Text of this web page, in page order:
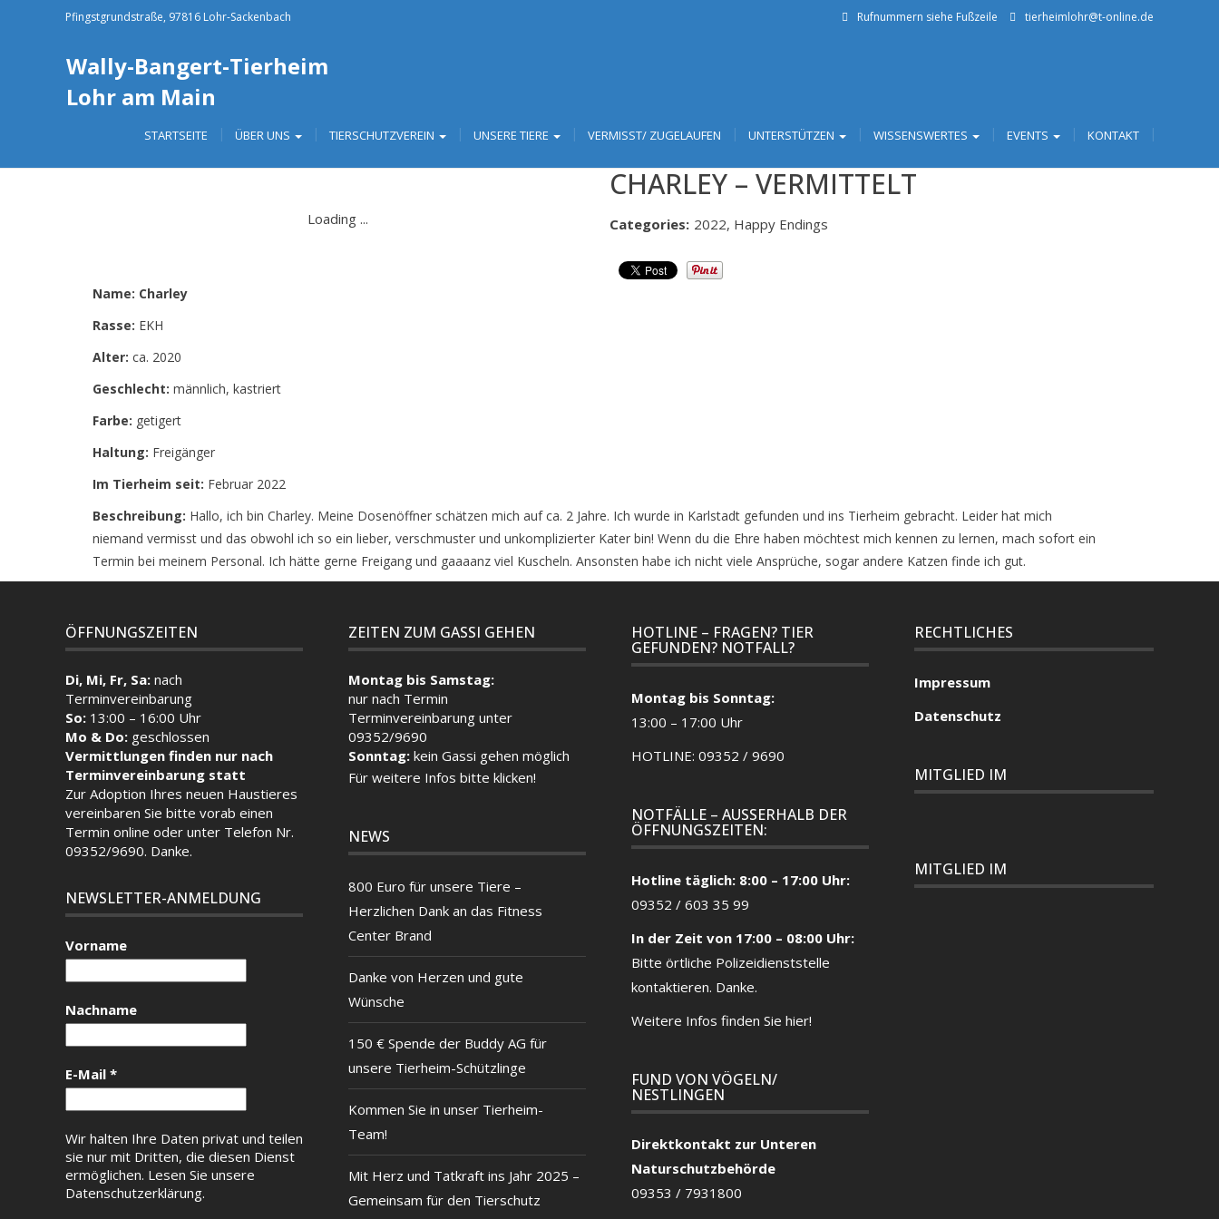
Pfingstgrundstraße, 97816 Lohr-Sackenbach Rufnummern siehe Fußzeile tierheimlohr@t-online.de
Wally-Bangert-Tierheim
Lohr am Main
STARTSEITE ÜBER UNS TIERSCHUTZVEREIN UNSERE TIERE VERMISST/ ZUGELAUFEN UNTERSTÜTZEN WISSENSWERTES EVENTS KONTAKT
CHARLEY – VERMITTELT
Categories: 2022, Happy Endings
Name: Charley
Rasse: EKH
Alter: ca. 2020
Geschlecht: männlich, kastriert
Farbe: getigert
Haltung: Freigänger
Im Tierheim seit: Februar 2022
Beschreibung: Hallo, ich bin Charley. Meine Dosenöffner schätzen mich auf ca. 2 Jahre. Ich wurde in Karlstadt gefunden und ins Tierheim gebracht. Leider hat mich
niemand vermisst und das obwohl ich so ein lieber, verschmuster und unkomplizierter Kater bin! Wenn du die Ehre haben möchtest mich kennen zu lernen, mach sofort ein
Termin bei meinem Personal. Ich hätte gerne Freigang und gaaaanz viel Kuscheln. Ansonsten habe ich nicht viele Ansprüche, sogar andere Katzen finde ich gut.
ÖFFNUNGSZEITEN
Di, Mi, Fr, Sa: nach
Terminvereinbarung
So: 13:00 – 16:00 Uhr
Mo & Do: geschlossen
Vermittlungen finden nur nach
Terminvereinbarung statt
Zur Adoption Ihres neuen Haustieres
vereinbaren Sie bitte vorab einen
Termin online oder unter Telefon Nr.
09352/9690. Danke.
NEWSLETTER-ANMELDUNG
Vorname
Nachname
E-Mail *
Wir halten Ihre Daten privat und teilen
sie nur mit Dritten, die diesen Dienst
ermöglichen. Lesen Sie unsere
Datenschutzerklärung.
ZEITEN ZUM GASSI GEHEN
Montag bis Samstag:
nur nach Termin
Terminvereinbarung unter
09352/9690
Sonntag: kein Gassi gehen möglich
Für weitere Infos bitte klicken!
NEWS
800 Euro für unsere Tiere –
Herzlichen Dank an das Fitness
Center Brand
Danke von Herzen und gute
Wünsche
150 € Spende der Buddy AG für
unsere Tierheim-Schützlinge
Kommen Sie in unser Tierheim-
Team!
Mit Herz und Tatkraft ins Jahr 2025 –
Gemeinsam für den Tierschutz
HOTLINE – FRAGEN? TIER
GEFUNDEN? NOTFALL?
Montag bis Sonntag:
13:00 – 17:00 Uhr
HOTLINE: 09352 / 9690
NOTFÄLLE – AUSSERHALB DER
ÖFFNUNGSZEITEN:
Hotline täglich: 8:00 – 17:00 Uhr:
09352 / 603 35 99
In der Zeit von 17:00 – 08:00 Uhr:
Bitte örtliche Polizeidienststelle
kontaktieren. Danke.
Weitere Infos finden Sie hier!
FUND VON VÖGELN/
NESTLINGEN
Direktkontakt zur Unteren
Naturschutzbehörde
09353 / 7931800
RECHTLICHES
Impressum
Datenschutz
MITGLIED IM
MITGLIED IM